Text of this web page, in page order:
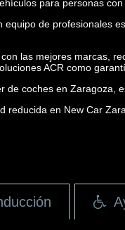
para personas con
equipo de profesionales
las mejores marcas,
ACR como
de coches en Zaragoza,
reducida en New Car